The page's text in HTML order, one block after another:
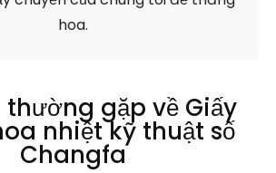
hoa.
thường gặp về Giấy
nhiệt kỹ thuật số
Changfa